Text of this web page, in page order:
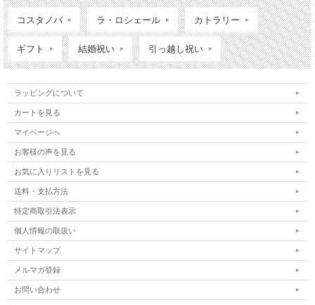
コスタノバ ラ・ロシェール カトラリー
ギフト 結婚祝い 引っ越し祝い
ラッピングについて
カートを見る
マイページへ
お客様の声を見る
お気に入りリストを見る
送料・支払方法
特定商取引法表示
個人情報の取扱い
サイトマップ
メルマガ登録
お問い合わせ